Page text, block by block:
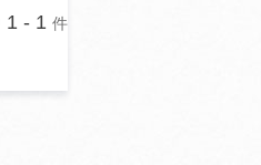
1 - 1 件